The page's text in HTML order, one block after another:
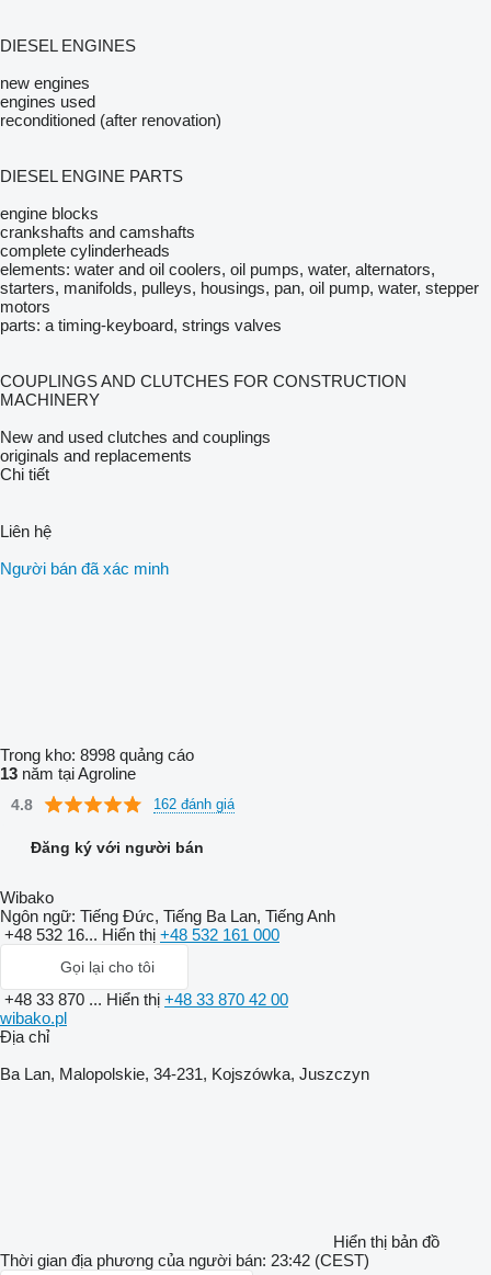
DIESEL ENGINES
new engines
engines used
reconditioned (after renovation)
DIESEL ENGINE PARTS
engine blocks
crankshafts and camshafts
complete cylinderheads
elements: water and oil coolers, oil pumps, water, alternators,
starters, manifolds, pulleys, housings, pan, oil pump, water, stepper
motors
parts: a timing-keyboard, strings valves
COUPLINGS AND CLUTCHES FOR CONSTRUCTION
MACHINERY
New and used clutches and couplings
originals and replacements
Chi tiết
Liên hệ
Người bán đã xác minh
Trong kho: 8998 quảng cáo
13 năm tại Agroline
4.8 162 đánh giá
Đăng ký với người bán
Wibako
Ngôn ngữ: Tiếng Đức, Tiếng Ba Lan, Tiếng Anh
+48 532 16... Hiển thị +48 532 161 000
Gọi lại cho tôi
+48 33 870 ... Hiển thị +48 33 870 42 00
wibako.pl
Địa chỉ
Ba Lan, Malopolskie, 34-231, Kojszówka, Juszczyn
Hiển thị bản đồ
Thời gian địa phương của người bán: 23:42 (CEST)